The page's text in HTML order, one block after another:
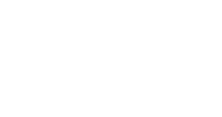
socializovat štěně,
vyrostl sebevědomý
→